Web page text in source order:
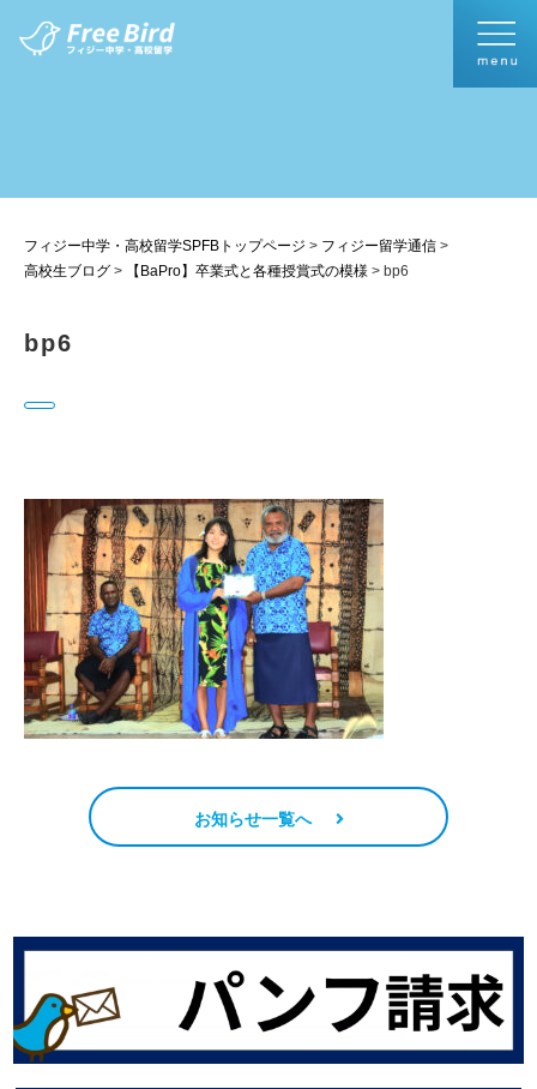
フィジー中学・高校留学SPFBトップページ > フィジー留学通信 >
高校生ブログ > 【BaPro】卒業式と各種授賞式の模様 > bp6
bp6
お知らせ一覧へ